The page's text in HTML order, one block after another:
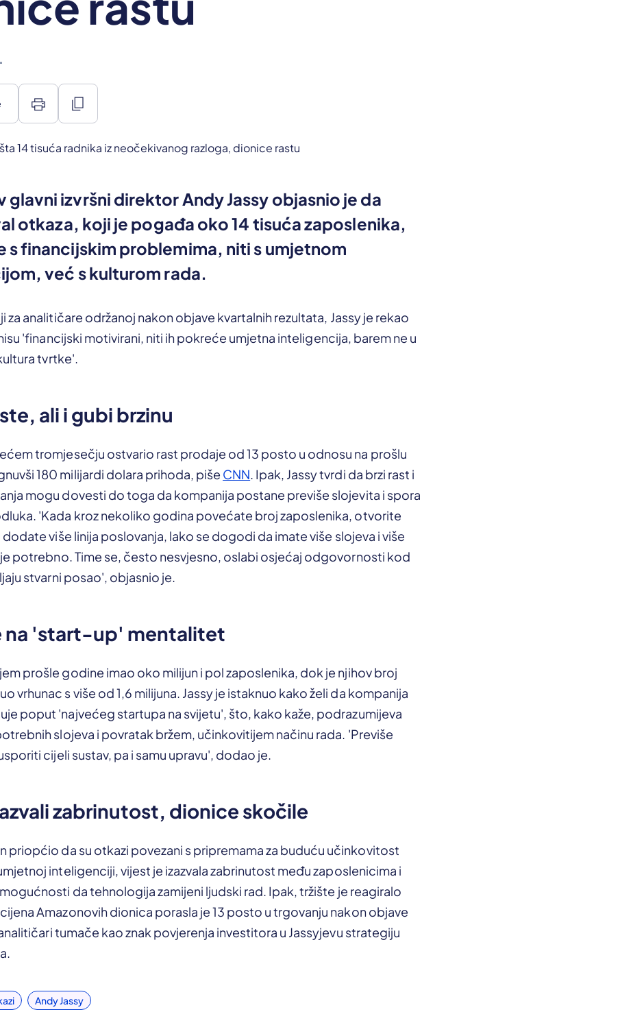
print content_copy
glavni izvršni direktor Andy Jassy objasnio je da
otkaza, koji je pogađa oko 14 tisuća zaposlenika,
s financijskim problemima, niti s umjetnom
već s kulturom rada.
za analitičare održanoj nakon objave kvartalnih rezultata, Jassy je rekao
'financijski motivirani, niti ih pokreće umjetna inteligencija, barem ne u
tvrtke'.
ali i gubi brzinu
tromjesečju ostvario rast prodaje od 13 posto u odnosu na prošlu
180 milijardi dolara prihoda, piše CNN. Ipak, Jassy tvrdi da brzi rast i
mogu dovesti do toga da kompanija postane previše slojevita i spora
'Kada kroz nekoliko godina povećate broj zaposlenika, otvorite
dodate više linija poslovanja, lako se dogodi da imate više slojeva i više
potrebno. Time se, često nesvjesno, oslabi osjećaj odgovornosti kod
stvarni posao', objasnio je.
na 'start-up' mentalitet
prošle godine imao oko milijun i pol zaposlenika, dok je njihov broj
vrhunac s više od 1,6 milijuna. Jassy je istaknuo kako želi da kompanija
poput 'najvećeg startupa na svijetu', što, kako kaže, podrazumijeva
slojeva i povratak bržem, učinkovitijem načinu rada. 'Previše
cijeli sustav, pa i samu upravu', dodao je.
zabrinutost, dionice skočile
priopćio da su otkazi povezani s pripremama za buduću učinkovitost
inteligenciji, vijest je izazvala zabrinutost među zaposlenicima i
da tehnologija zamijeni ljudski rad. Ipak, tržište je reagiralo
Amazonovih dionica porasla je 13 posto u trgovanju nakon objave
tumače kao znak povjerenja investitora u Jassyjevu strategiju
Andy Jassy